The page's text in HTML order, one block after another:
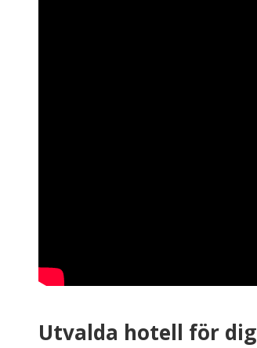
Utvalda hotell för dig